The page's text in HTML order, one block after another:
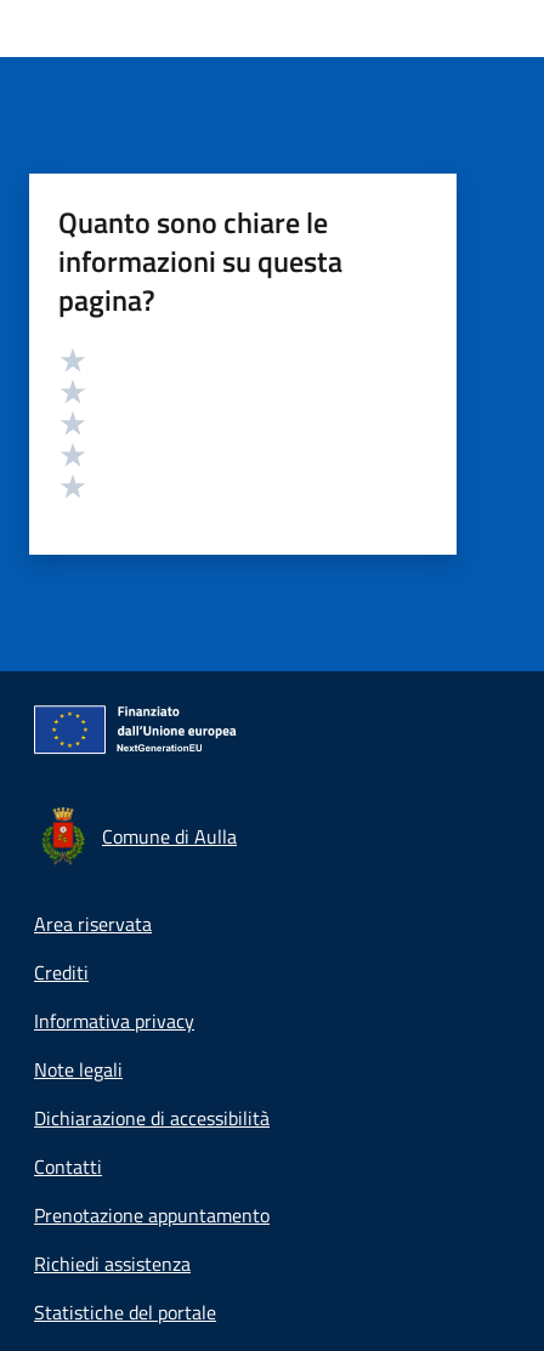
Quanto sono chiare le
informazioni su questa
pagina?
Valutazione
Comune di Aulla
Footer menu
Area riservata
Crediti
Informativa privacy
Note legali
Dichiarazione di accessibilità
Contatti
Prenotazione appuntamento
Richiedi assistenza
Statistiche del portale